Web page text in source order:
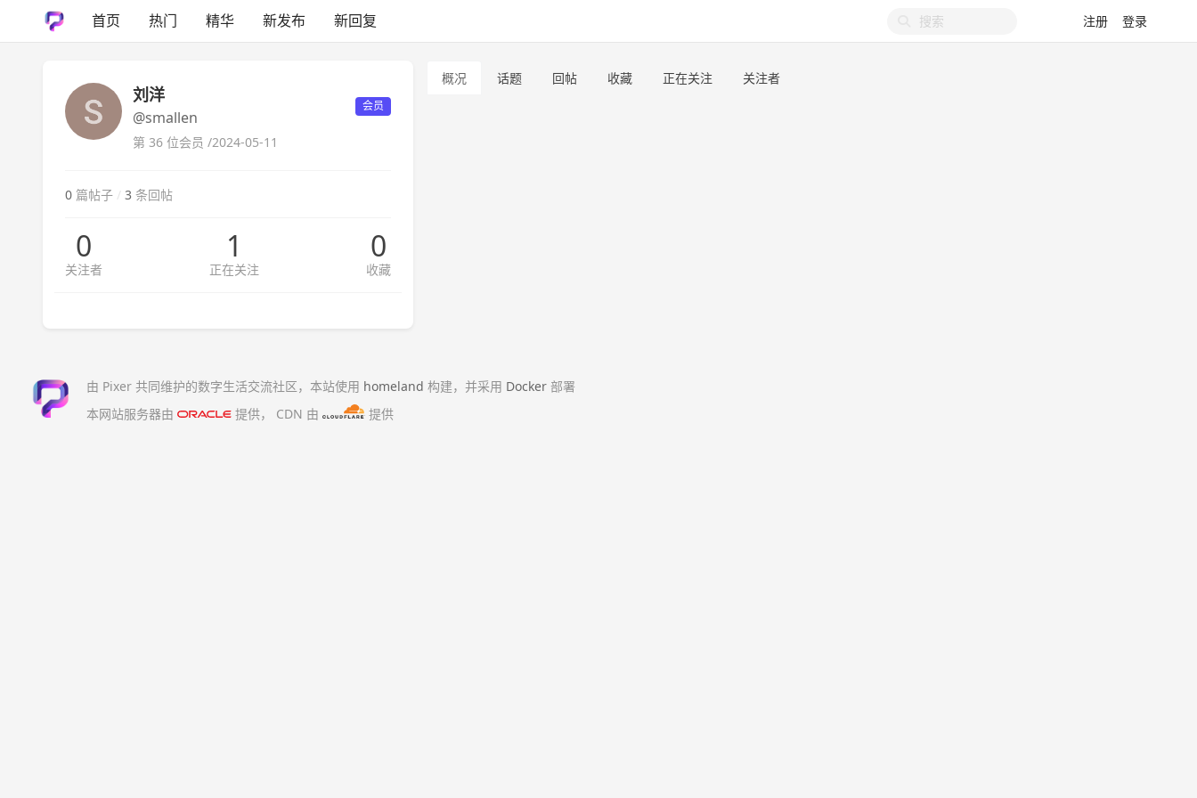
首页 热门 精华 新发布 新回复 注册 登录
刘洋
@smallen
会员
第 36 位会员 /2024-05-11
0 篇帖子 / 3 条回帖
0
关注者
1
正在关注
0
收藏
概况 话题 回帖 收藏 正在关注 关注者
由 Pixer 共同维护的数字生活交流社区，本站使用 homeland 构建，并采用 Docker 部署
本网站服务器由
提供， CDN 由 提供